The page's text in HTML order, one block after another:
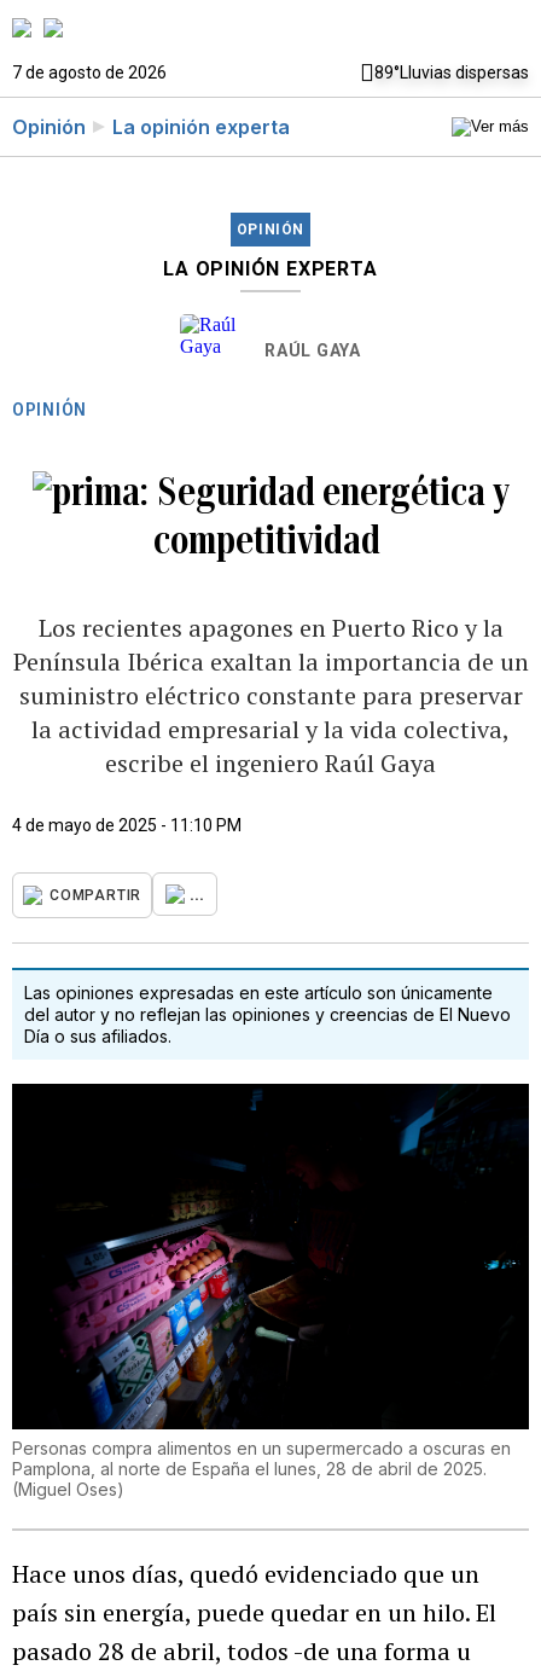
7 de agosto de 2026 89°Lluvias dispersas
Opinión La opinión experta
OPINIÓN
LA OPINIÓN EXPERTA
RAÚL GAYA
OPINIÓN
Seguridad energética y
competitividad
Los recientes apagones en Puerto Rico y la
Península Ibérica exaltan la importancia de un
suministro eléctrico constante para preservar
la actividad empresarial y la vida colectiva,
escribe el ingeniero Raúl Gaya
4 de mayo de 2025 - 11:10 PM
COMPARTIR ...
Las opiniones expresadas en este artículo son únicamente
del autor y no reflejan las opiniones y creencias de El Nuevo
Día o sus afiliados.
Personas compra alimentos en un supermercado a oscuras en
Pamplona, al norte de España el lunes, 28 de abril de 2025.
(Miguel Oses)
Hace unos días, quedó evidenciado que un
país sin energía, puede quedar en un hilo. El
pasado 28 de abril, todos -de una forma u